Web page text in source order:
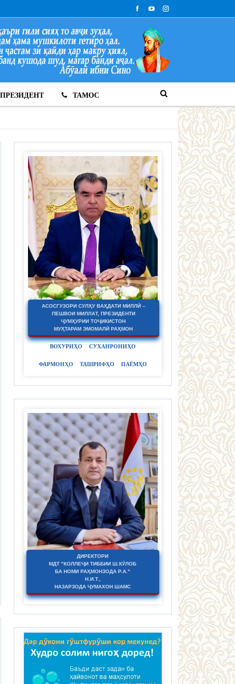
ПРЕЗИДЕНТ ТАМОС
АСОСГУЗОРИ СУЛҲУ ВАҲДАТИ МИЛЛӢ –
ПЕШВОИ МИЛЛАТ, ПРЕЗИДЕНТИ
ҶУМҲУРИИ ТОҶИКИСТОН
МУҲТАРАМ ЭМОМАЛӢ РАҲМОН
ВОХУРИҲО СУХАНРОНИҲО
ФАРМОНҲО ТАШРИФҲО ПАЁМҲО
ДИРЕКТОРИ
МДТ "КОЛЛЕҶИ ТИББИИ Ш.КӮЛОБ
БА НОМИ РАҲМОНЗОДА Р.А."
Н.И.Т.,
НАЗАРЗОДА ҶУМАХОН ШАМС